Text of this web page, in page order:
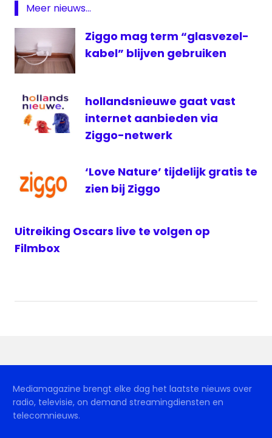
Demand
series
televisie
ziggo
Meer nieuws...
Ziggo mag term “glasvezel-
kabel” blijven gebruiken
hollandsnieuwe gaat vast
internet aanbieden via
Ziggo-netwerk
‘Love Nature’ tijdelijk gratis te
zien bij Ziggo
Uitreiking Oscars live te volgen op
Filmbox
Mediamagazine brengt elke dag het laatste nieuws over
radio, televisie, on demand streamingdiensten en
telecomnieuws.